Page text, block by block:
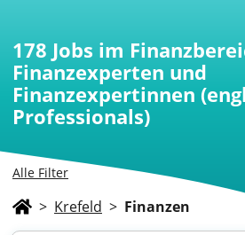
Alle Filter
178 Jobs im
Finanzexperten und
Finanzexpertinnen
Professionals)
> Krefeld > Finanzen